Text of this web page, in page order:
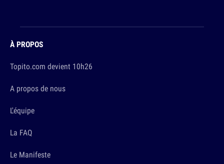
À PROPOS
Topito.com devient 10h26
A propos de nous
L'équipe
La FAQ
Le Manifeste